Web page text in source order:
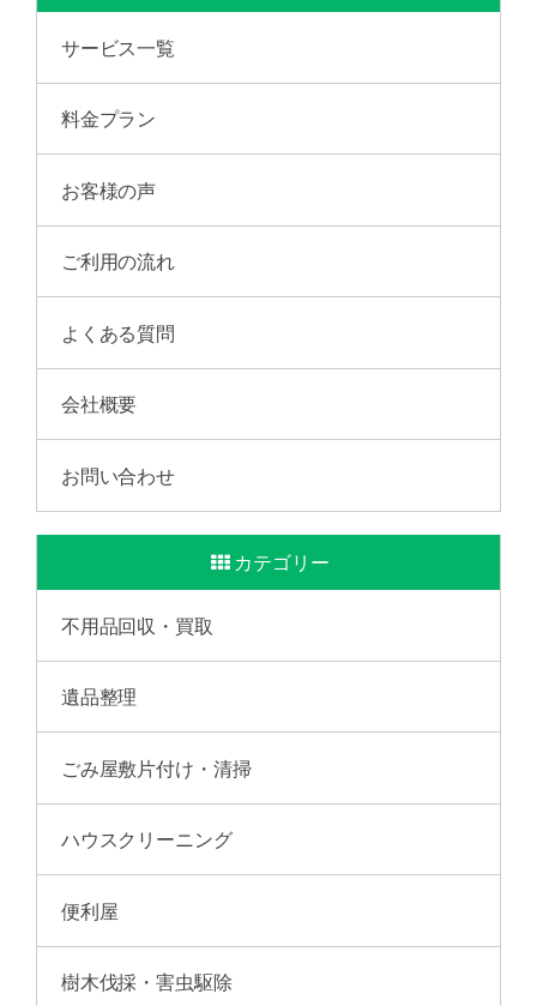
サービス一覧
料金プラン
お客様の声
ご利用の流れ
よくある質問
会社概要
お問い合わせ
カテゴリー
不用品回収・買取
遺品整理
ごみ屋敷片付け・清掃
ハウスクリーニング
便利屋
樹木伐採・害虫駆除